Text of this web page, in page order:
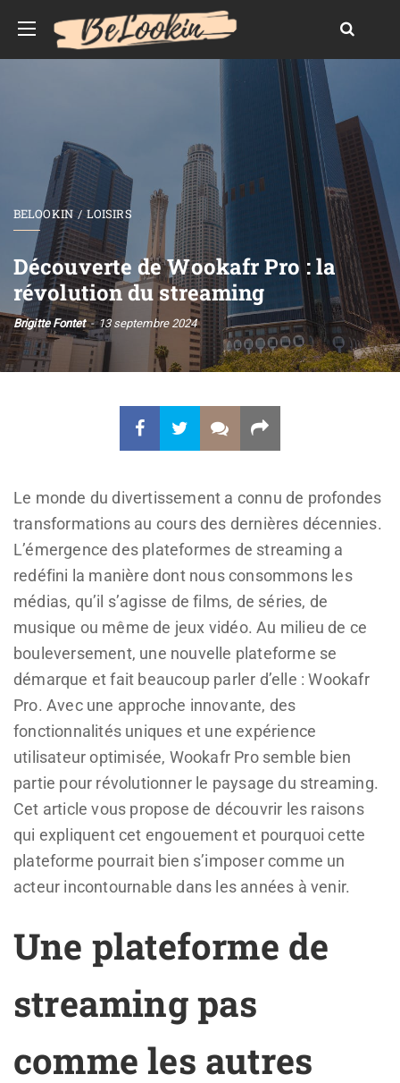
BELOOKIN LOISIRS
Découverte de Wookafr Pro : la
révolution du streaming
Brigitte Fontet 13 septembre 2024
Le monde du divertissement a connu de profondes
transformations au cours des dernières décennies.
L’émergence des plateformes de streaming a
redéfini la manière dont nous consommons les
médias, qu’il s’agisse de films, de séries, de
musique ou même de jeux vidéo. Au milieu de ce
bouleversement, une nouvelle plateforme se
démarque et fait beaucoup parler d’elle : Wookafr
Pro. Avec une approche innovante, des
fonctionnalités uniques et une expérience
utilisateur optimisée, Wookafr Pro semble bien
partie pour révolutionner le paysage du streaming.
Cet article vous propose de découvrir les raisons
qui expliquent cet engouement et pourquoi cette
plateforme pourrait bien s’imposer comme un
acteur incontournable dans les années à venir.
Une plateforme de
streaming pas
comme les autres